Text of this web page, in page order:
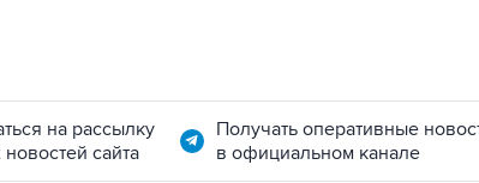
на рассылку
сайта
Получать оперативные
в официальном канале